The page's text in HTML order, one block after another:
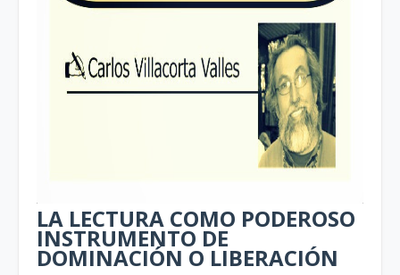
LA LECTURA COMO PODEROSO
INSTRUMENTO DE
DOMINACIÓN O LIBERACIÓN